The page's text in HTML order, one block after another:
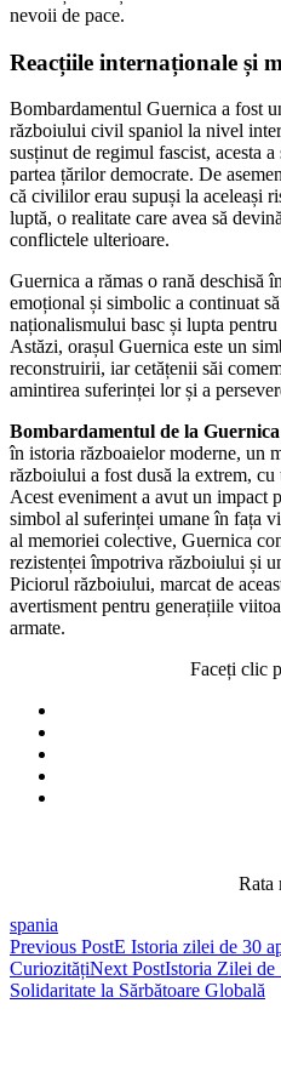
nevoii de pace.
Reacțiile internaționale și
Bombardamentul Guernica a fost
războiului civil spaniol la nivel
susținut de regimul fascist, acesta
partea țărilor democrate. De
că civililor erau supuși la aceleași
luptă, o realitate care avea să
conflictele ulterioare.
Guernica a rămas o rană deschisă
emoțional și simbolic a continuat
naționalismului basc și lupta
Astăzi, orașul Guernica este un
reconstruirii, iar cetățenii săi
amintirea suferinței lor și a
Bombardamentul de la
în istoria războaielor moderne, un
războiului a fost dusă la extrem,
Acest eveniment a avut un impact
simbol al suferinței umane în fața
al memoriei colective, Guernica
rezistenței împotriva războiului și
Piciorul războiului, marcat de
avertisment pentru generațiile
armate.
Faceți clic
Rata
spania
Post
navigation
Previous PostE Istoria zilei de 30
CuriozitățiNext PostIstoria Zilei de
Solidaritate la Sărbătoare Globală